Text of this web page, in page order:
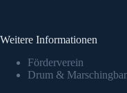
Weitere Informationen
Förderverein
Drum &